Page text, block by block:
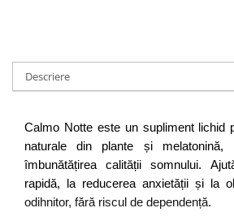
Descriere
Calmo Notte este un supliment lichid
naturale din plante și melatonină,
îmbunătățirea calității somnului.
rapidă, la reducerea anxietății și la
odihnitor, fără riscul de dependență.